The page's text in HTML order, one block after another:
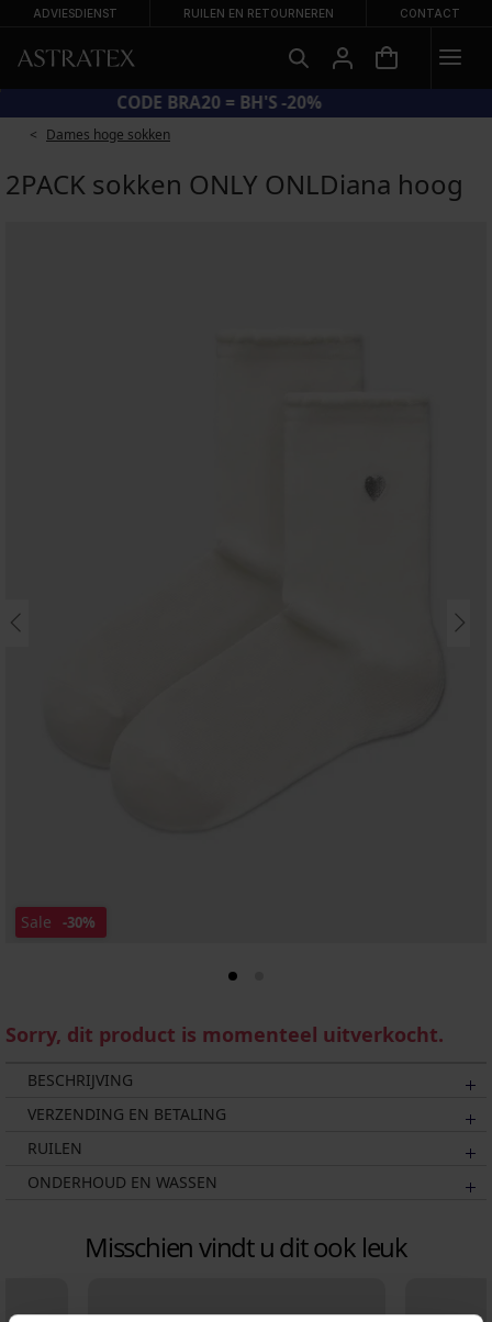
ADVIESDIENST RUILEN EN RETOURNEREN CONTACT
CODE BRA20 = BH'S -20%
Dames hoge sokken
2PACK sokken ONLY ONLDiana hoog
Sale -30%
Sorry, dit product is momenteel uitverkocht.
BESCHRIJVING
VERZENDING EN BETALING
RUILEN
ONDERHOUD EN WASSEN
Misschien vindt u dit ook leuk